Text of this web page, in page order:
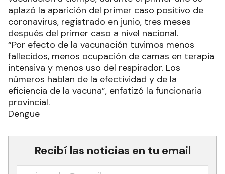
aplazó la aparición del primer caso positivo de
coronavirus, registrado en junio, tres meses
después del primer caso a nivel nacional.
“Por efecto de la vacunación tuvimos menos
fallecidos, menos ocupación de camas en terapia
intensiva y menos uso del respirador. Los
números hablan de la efectividad y de la
eficiencia de la vacuna”, enfatizó la funcionaria
provincial.
Dengue
Recibí las noticias en tu email